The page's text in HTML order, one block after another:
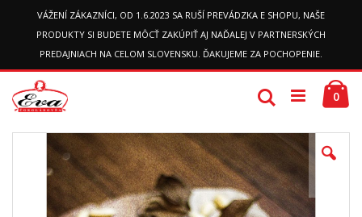
VÁŽENÍ ZÁKAZNÍCI, OD 1.6.2023 SA RUŠÍ PREVÁDZKA E SHOPU, NAŠE
PRODUKTY SI BUDETE MÔCŤ ZAKÚPIŤ AJ NAĎALEJ V PARTNERSKÝCH
PREDAJNIACH NA CELOM SLOVENSKU. ĎAKUJEME ZA POCHOPENIE.
Preskočiť
k
obsahu
0
Hľadať
obrázkov